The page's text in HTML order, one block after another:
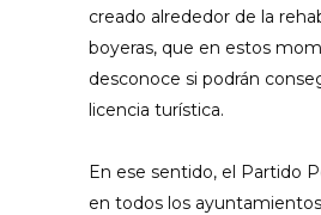
creado alrededor de la
boyeras, que en estos
desconoce si podrán
licencia turística.
En ese sentido, el Partido
en todos los